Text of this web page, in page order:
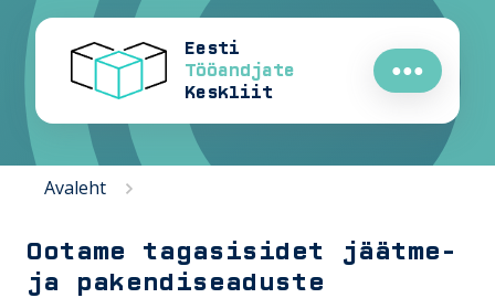
Eesti
Tööandjate
Keskliit
●●●
Avaleht
Ootame tagasisidet jäätme-
ja pakendiseaduste